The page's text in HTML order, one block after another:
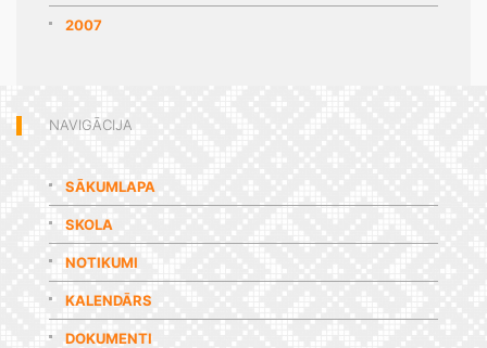
2007
NAVIGĀCIJA
SĀKUMLAPA
SKOLA
NOTIKUMI
KALENDĀRS
DOKUMENTI